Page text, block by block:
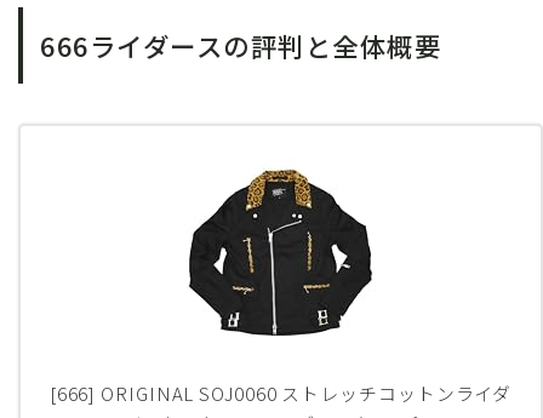
666ライダースの評判と全体概要
[666] ORIGINAL SOJ0060 ストレッチコットンライダ